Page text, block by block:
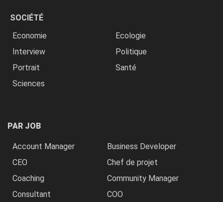
SOCIÉTÉ
Economie
Ecologie
Interview
Politique
Portrait
Santé
Sciences
PAR JOB
Account Manager
Business Developer
CEO
Chef de projet
Coaching
Community Manager
Consultant
COO